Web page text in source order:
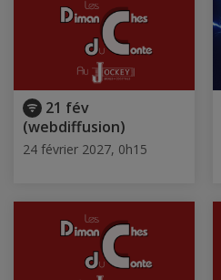
21 fév
(webdiffusion)
24 février 2027, 0h15